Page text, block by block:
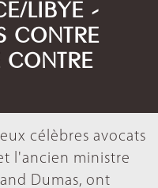
LIBYE -
CONTRE
CONTRE
célèbres avocats
l'ancien ministre
Dumas, ont